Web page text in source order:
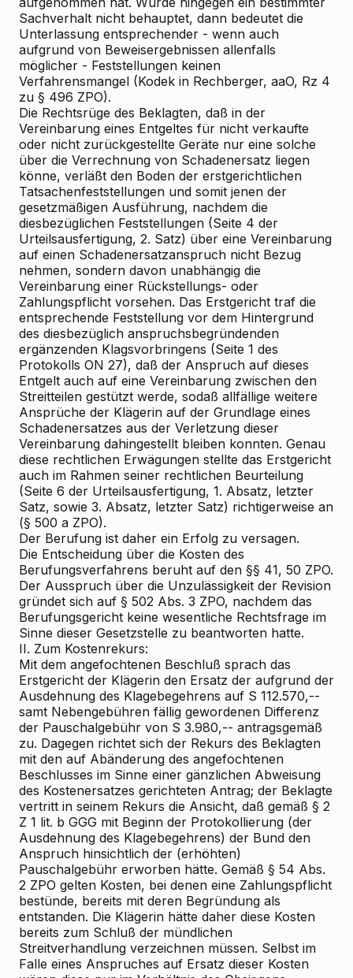
Sachverhalt nicht behauptet, dann bedeutet die
Unterlassung entsprechender - wenn auch
aufgrund von Beweisergebnissen allenfalls
möglicher - Feststellungen keinen
Verfahrensmangel (Kodek in Rechberger, aaO, Rz 4
zu § 496 ZPO).
Die Rechtsrüge des Beklagten, daß in der
Vereinbarung eines Entgeltes für nicht verkaufte
oder nicht zurückgestellte Geräte nur eine solche
über die Verrechnung von Schadenersatz liegen
könne, verläßt den Boden der erstgerichtlichen
Tatsachenfeststellungen und somit jenen der
gesetzmäßigen Ausführung, nachdem die
diesbezüglichen Feststellungen (Seite 4 der
Urteilsausfertigung, 2. Satz) über eine Vereinbarung
auf einen Schadenersatzanspruch nicht Bezug
nehmen, sondern davon unabhängig die
Vereinbarung einer Rückstellungs- oder
Zahlungspflicht vorsehen. Das Erstgericht traf die
entsprechende Feststellung vor dem Hintergrund
des diesbezüglich anspruchsbegründenden
ergänzenden Klagsvorbringens (Seite 1 des
Protokolls ON 27), daß der Anspruch auf dieses
Entgelt auch auf eine Vereinbarung zwischen den
Streitteilen gestützt werde, sodaß allfällige weitere
Ansprüche der Klägerin auf der Grundlage eines
Schadenersatzes aus der Verletzung dieser
Vereinbarung dahingestellt bleiben konnten. Genau
diese rechtlichen Erwägungen stellte das Erstgericht
auch im Rahmen seiner rechtlichen Beurteilung
(Seite 6 der Urteilsausfertigung, 1. Absatz, letzter
Satz, sowie 3. Absatz, letzter Satz) richtigerweise an
(§ 500 a ZPO).
Der Berufung ist daher ein Erfolg zu versagen.
Die Entscheidung über die Kosten des
Berufungsverfahrens beruht auf den §§ 41, 50 ZPO.
Der Ausspruch über die Unzulässigkeit der Revision
gründet sich auf § 502 Abs. 3 ZPO, nachdem das
Berufungsgericht keine wesentliche Rechtsfrage im
Sinne dieser Gesetzstelle zu beantworten hatte.
II. Zum Kostenrekurs:
Mit dem angefochtenen Beschluß sprach das
Erstgericht der Klägerin den Ersatz der aufgrund der
Ausdehnung des Klagebegehrens auf S 112.570,--
samt Nebengebühren fällig gewordenen Differenz
der Pauschalgebühr von S 3.980,-- antragsgemäß
zu. Dagegen richtet sich der Rekurs des Beklagten
mit den auf Abänderung des angefochtenen
Beschlusses im Sinne einer gänzlichen Abweisung
des Kostenersatzes gerichteten Antrag; der Beklagte
vertritt in seinem Rekurs die Ansicht, daß gemäß § 2
Z 1 lit. b GGG mit Beginn der Protokollierung (der
Ausdehnung des Klagebegehrens) der Bund den
Anspruch hinsichtlich der (erhöhten)
Pauschalgebühr erworben hätte. Gemäß § 54 Abs.
2 ZPO gelten Kosten, bei denen eine Zahlungspflicht
bestünde, bereits mit deren Begründung als
entstanden. Die Klägerin hätte daher diese Kosten
bereits zum Schluß der mündlichen
Streitverhandlung verzeichnen müssen. Selbst im
Falle eines Anspruches auf Ersatz dieser Kosten